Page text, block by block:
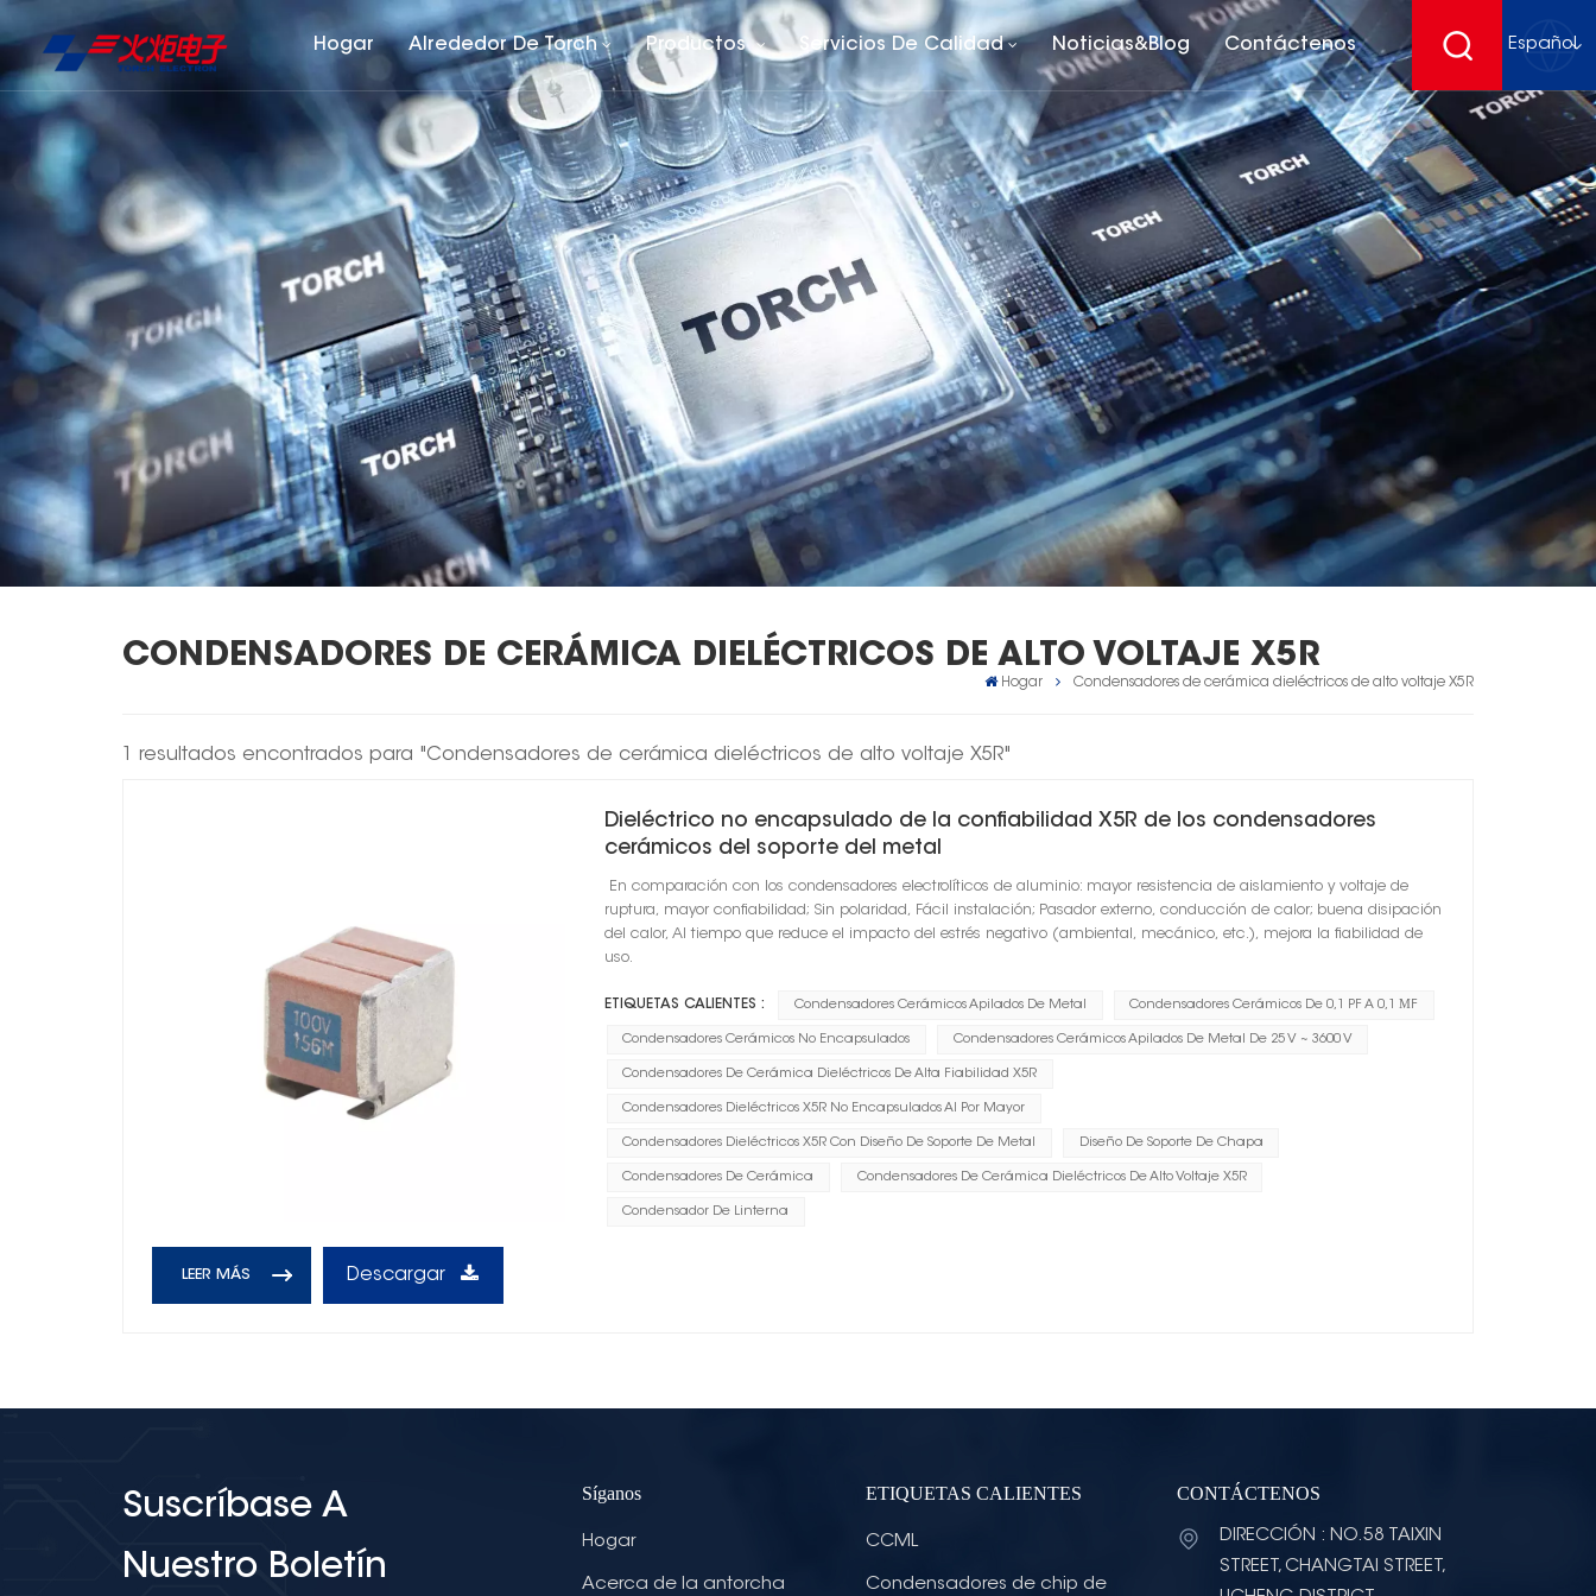
Hogar Alrededor De Torch Productos Servicios De Calidad Noticias&Blog Contáctenos Español
English
français
Deutsch
español
CONDENSADORES DE CERÁMICA DIELÉCTRICOS DE ALTO VOLTAJE X5R
Hogar Condensadores de cerámica dieléctricos de alto voltaje X5R
1 resultados encontrados para "Condensadores de cerámica dieléctricos de alto voltaje X5R"
Dieléctrico no encapsulado de la confiabilidad X5R de los condensadores
cerámicos del soporte del metal
En comparación con los condensadores electrolíticos de aluminio: mayor resistencia de aislamiento y voltaje de
ruptura, mayor confiabilidad; Sin polaridad, Fácil instalación; Pasador externo, conducción de calor; buena disipación
del calor, Al tiempo que reduce el impacto del estrés negativo (ambiental, mecánico, etc.), mejora la fiabilidad de
uso.
ETIQUETAS CALIENTES : Condensadores Cerámicos Apilados De Metal Condensadores Cerámicos De 0,1 PF A 0,1 ΜF
Condensadores Cerámicos No Encapsulados Condensadores Cerámicos Apilados De Metal De 25 V ~ 3600 V
Condensadores De Cerámica Dieléctricos De Alta Fiabilidad X5R
Condensadores Dieléctricos X5R No Encapsulados Al Por Mayor
Condensadores Dieléctricos X5R Con Diseño De Soporte De Metal Diseño De Soporte De Chapa
Condensadores De Cerámica Condensadores De Cerámica Dieléctricos De Alto Voltaje X5R
Condensador De Linterna
LEER MÁS Descargar
Suscríbase A
Nuestro Boletín
Síganos
Hogar
Acerca de la antorcha
ETIQUETAS CALIENTES
CCML
Condensadores de chip de
CONTÁCTENOS
DIRECCIÓN : NO.58 TAIXIN
STREET, CHANGTAI STREET,